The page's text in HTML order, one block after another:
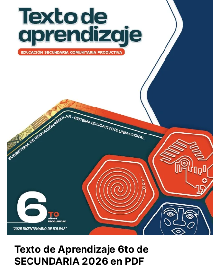
Texto de Aprendizaje 6to de
SECUNDARIA 2026 en PDF